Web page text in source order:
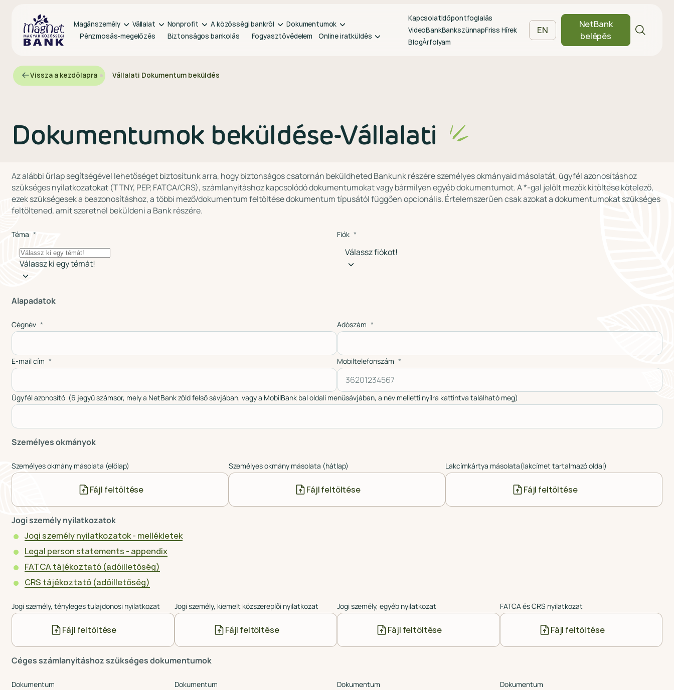
Magánszemély Vállalat Nonprofit A közösségi bankról
Dokumentumok
Pénzmosás-megelőzés
Biztonságos bankolás Fogyasztóvédelem Online iratküldés
KapcsolatIdőpontfoglalás
VideoBankBankszünnapFriss Hírek
BlogÁrfolyam
EN
NetBank
belépés
Vissza a kezdőlapra Vállalati Dokumentum beküldés
Dokumentumok beküldése-Vállalati
Az alábbi űrlap segítségével lehetőséget biztosítunk arra, hogy biztonságos csatornán beküldheted Bankunk részére személyes okmányaid másolatát, ügyfél azonosításhoz
szükséges nyilatkozatokat (TTNY, PEP, FATCA/CRS), számlanyitáshoz kapcsolódó dokumentumokat vagy bármilyen egyéb dokumentumot. A *-gal jelölt mezők kitöltése kötelező,
ezek szükségesek a beazonosításhoz, a többi mező/dokumentum feltöltése dokumentum típusától függően opcionális. Értelemszerűen csak azokat a dokumentumokat szükséges
feltöltened, amit szeretnél beküldeni a Bank részére.
Téma
Válassz ki egy témát!
Fiók
Válassz fiókot!
Alapadatok
Cégnév Adószám
E-mail cím Mobiltelefonszám
Ügyfél azonosító (6 jegyű számsor, mely a NetBank zöld felső sávjában, vagy a MobilBank bal oldali menüsávjában, a név melletti nyílra kattintva található meg)
Személyes okmányok
Személyes okmány másolata (előlap)
Fájl feltöltése
Személyes okmány másolata (hátlap)
Fájl feltöltése
Lakcímkártya másolata(lakcímet tartalmazó oldal)
Fájl feltöltése
Jogi személy nyilatkozatok
Jogi személy nyilatkozatok - mellékletek
Legal person statements - appendix
FATCA tájékoztató (adóilletőség)
CRS tájékoztató (adóilletőség)
Jogi személy, tényleges tulajdonosi nyilatkozat
Fájl feltöltése
Jogi személy, kiemelt közszereplői nyilatkozat
Fájl feltöltése
Jogi személy, egyéb nyilatkozat
Fájl feltöltése
FATCA és CRS nyilatkozat
Fájl feltöltése
Céges számlanyitáshoz szükséges dokumentumok
Dokumentum Dokumentum Dokumentum Dokumentum